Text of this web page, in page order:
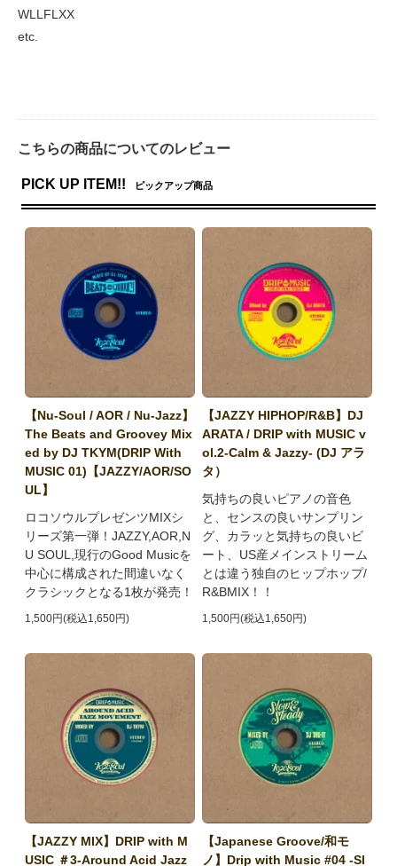
WLLFLXX
etc.
こちらの商品についてのレビュー
PICK UP ITEM!! ピックアップ商品
【Nu-Soul / AOR / Nu-Jazz】
The Beats and Groovey Mix
ed by DJ TKYM(DRIP With
MUSIC 01)【JAZZY/AOR/SO
UL】
ロコソウルプレゼンツMIXシ
リーズ第一弾！JAZZY,AOR,N
U SOUL,現行のGood Musicを
中心に構成された間違いなく
クラシックとなる1枚が発売！
1,500円(税込1,650円)
【JAZZY HIPHOP/R&B】DJ
ARATA / DRIP with MUSIC v
ol.2-Calm & Jazzy- (DJ アラ
タ）
気持ちの良いピアノの音色
と、センスの良いサンプリン
グ、カラッと気持ちの良いビ
ート、US産メインストリーム
とは違う独自のヒップホップ/
R&BMIX！！
1,500円(税込1,650円)
【JAZZY MIX】DRIP with M
USIC ＃3-Around Acid Jazz
【Japanese Groove/和モ
ノ】Drip with Music #04 -Sl